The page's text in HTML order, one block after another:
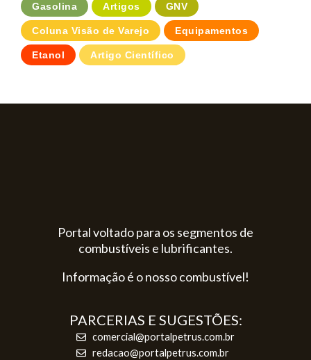
Gasolina Artigos GNV
Coluna Visão de Varejo Equipamentos
Etanol Artigo Científico
Portal voltado para os segmentos de
combustíveis e lubrificantes.
Informação é o nosso combustível!
PARCERIAS E SUGESTÕES:
comercial@portalpetrus.com.br
redacao@portalpetrus.com.br